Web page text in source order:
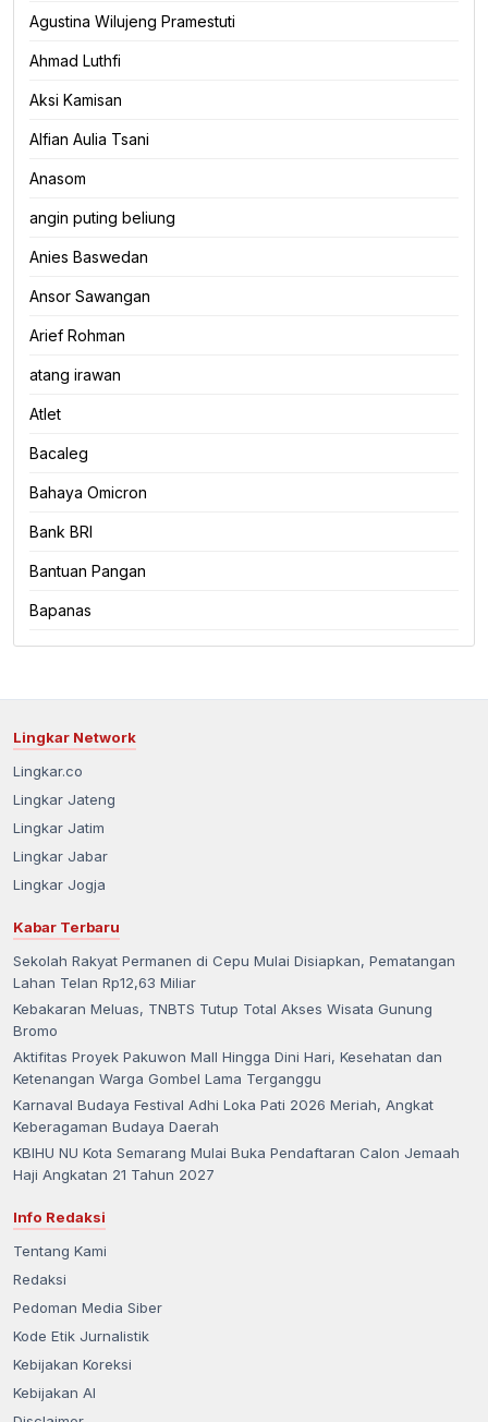
Agustina Wilujeng Pramestuti
Ahmad Luthfi
Aksi Kamisan
Alfian Aulia Tsani
Anasom
angin puting beliung
Anies Baswedan
Ansor Sawangan
Arief Rohman
atang irawan
Atlet
Bacaleg
Bahaya Omicron
Bank BRI
Bantuan Pangan
Bapanas
Lingkar Network
Lingkar.co
Lingkar Jateng
Lingkar Jatim
Lingkar Jabar
Lingkar Jogja
Kabar Terbaru
Sekolah Rakyat Permanen di Cepu Mulai Disiapkan, Pematangan
Lahan Telan Rp12,63 Miliar
Kebakaran Meluas, TNBTS Tutup Total Akses Wisata Gunung
Bromo
Aktifitas Proyek Pakuwon Mall Hingga Dini Hari, Kesehatan dan
Ketenangan Warga Gombel Lama Terganggu
Karnaval Budaya Festival Adhi Loka Pati 2026 Meriah, Angkat
Keberagaman Budaya Daerah
KBIHU NU Kota Semarang Mulai Buka Pendaftaran Calon Jemaah
Haji Angkatan 21 Tahun 2027
Info Redaksi
Tentang Kami
Redaksi
Pedoman Media Siber
Kode Etik Jurnalistik
Kebijakan Koreksi
Kebijakan AI